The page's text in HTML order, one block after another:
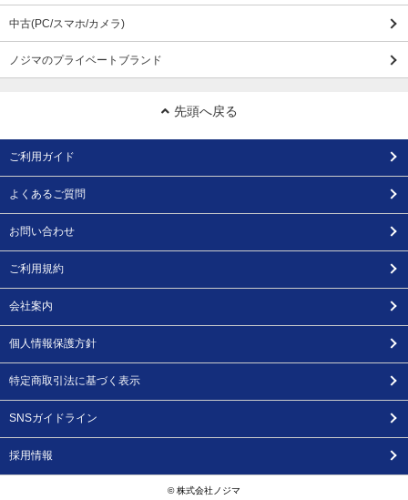
中古(PC/スマホ/カメラ)
ノジマのプライベートブランド
先頭へ戻る
ご利用ガイド
よくあるご質問
お問い合わせ
ご利用規約
会社案内
個人情報保護方針
特定商取引法に基づく表示
SNSガイドライン
採用情報
© 株式会社ノジマ